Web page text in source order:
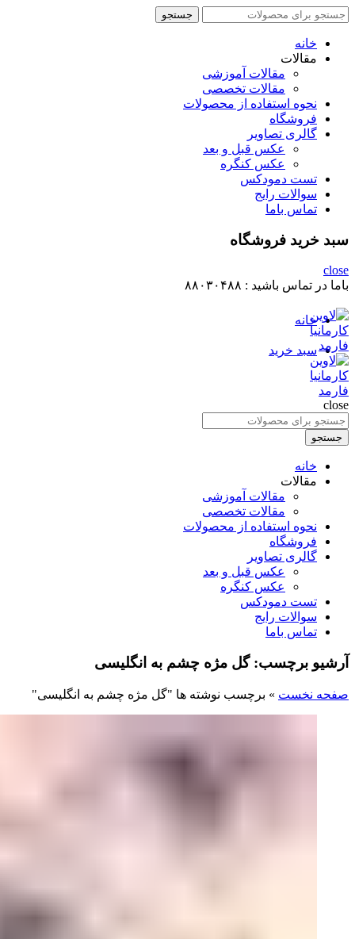
جستجو
جستجو
خانه
مقالات
مقالات آموزشی
مقالات تخصصی
نحوه استفاده از محصولات
فروشگاه
گالری تصاویر
عکس قبل و بعد
عکس کنگره
تست دمودکس
سوالات رایج
تماس باما
سبد خرید فروشگاه
close
باما در تماس باشید : ۸۸۰۳۰۴۸۸
خانه
سبد خرید
close
جستجو
برای
:
جستجو
خانه
مقالات
مقالات آموزشی
مقالات تخصصی
نحوه استفاده از محصولات
فروشگاه
گالری تصاویر
عکس قبل و بعد
عکس کنگره
تست دمودکس
سوالات رایج
تماس باما
آرشیو برچسب: گل مژه چشم به انگلیسی
صفحه نخست » برچسب نوشته ها "گل مژه چشم به انگلیسی"